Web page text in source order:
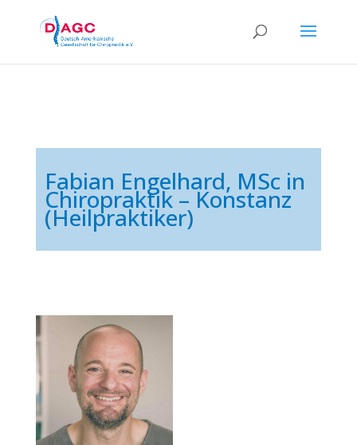
Fabian Engelhard, MSc in
Chiropraktik – Konstanz
(Heilpraktiker)